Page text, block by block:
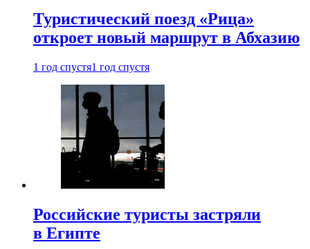
Туристический поезд «Рица»
откроет новый маршрут в Абхазию
1 год спустя1 год спустя
Российские туристы застряли
в Египте